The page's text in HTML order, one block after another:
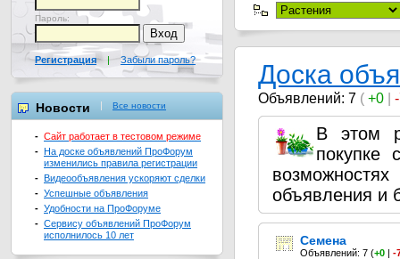
Доска
Объявлений: 7 ( +0 |
В этом
покупке
объявления и
Семена
Объявлений: 7 (+0 | -
Пароль:
Регистрация | Забыли пароль?
Новости Все новости
- Сайт работает в тестовом режиме
- На доске объявлений ПроФорум
изменились правила регистрации
- Видеообъявления ускоряют сделки
- Успешные объявления
- Удобности на ПроФоруме
- Сервису объявлений ПроФорум
исполнилось 10 лет